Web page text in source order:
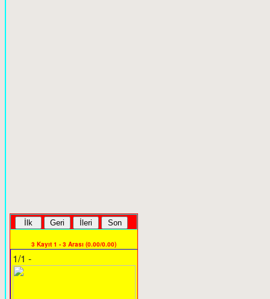
3 Kayıt 1 - 3 Arası (0.00/0.00)
1/1 -